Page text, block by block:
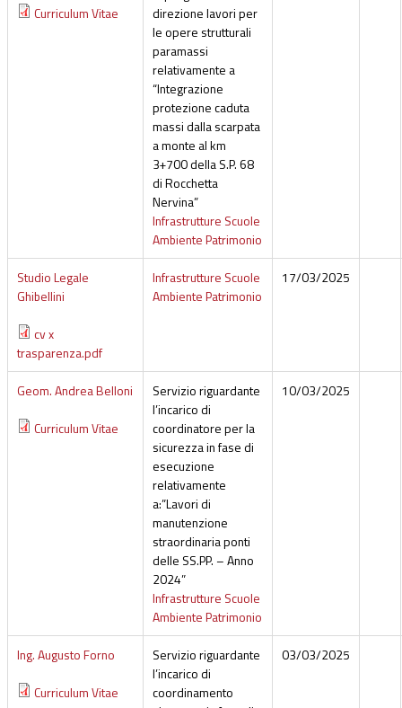
Curriculum Vitae
direzione lavori per
le opere strutturali
paramassi
relativamente a
“Integrazione
protezione caduta
massi dalla scarpata
a monte al km
3+700 della S.P. 68
di Rocchetta
Nervina”
Infrastrutture Scuole
Ambiente Patrimonio
Studio Legale
Ghibellini
cv x
trasparenza.pdf
Infrastrutture Scuole
Ambiente Patrimonio
17/03/2025
Geom. Andrea Belloni
Curriculum Vitae
Servizio riguardante
l’incarico di
coordinatore per la
sicurezza in fase di
esecuzione
relativamente
a:”Lavori di
manutenzione
straordinaria ponti
delle SS.PP. – Anno
2024”
Infrastrutture Scuole
Ambiente Patrimonio
10/03/2025
Ing. Augusto Forno
Curriculum Vitae
Servizio riguardante
l’incarico di
coordinamento
03/03/2025